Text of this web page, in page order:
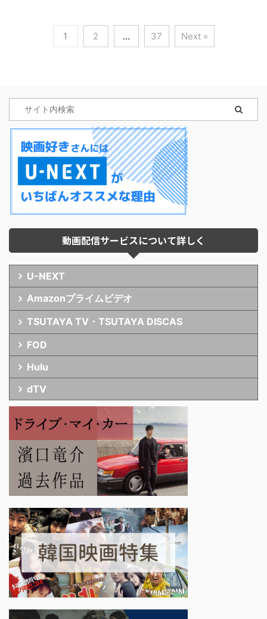
1 2 … 37 Next »
動画配信サービスについて詳しく
U-NEXT
Amazonプライムビデオ
TSUTAYA TV・TSUTAYA DISCAS
FOD
Hulu
dTV